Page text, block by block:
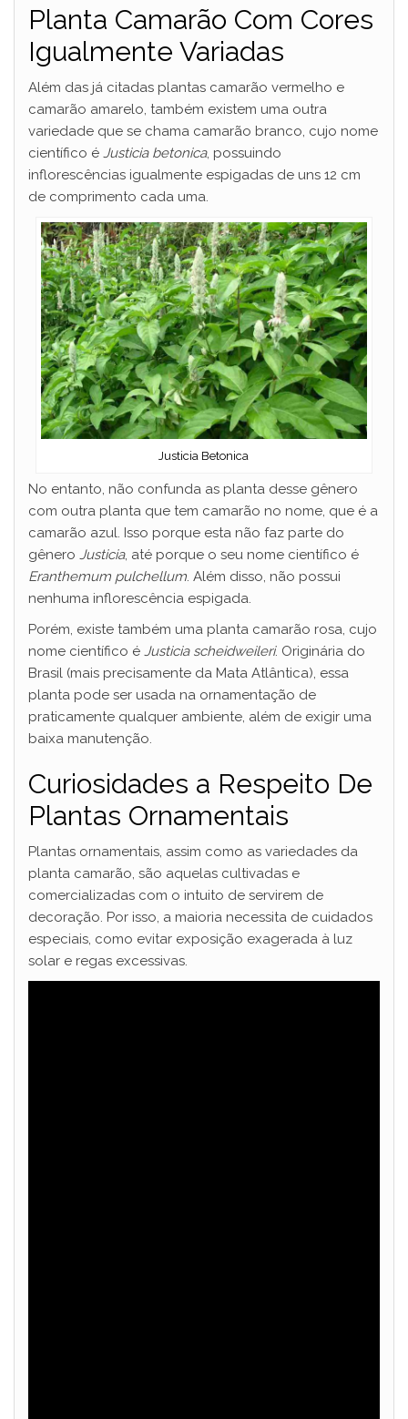
Planta Camarão Com Cores
Igualmente Variadas
Além das já citadas plantas camarão vermelho e
camarão amarelo, também existem uma outra
variedade que se chama camarão branco, cujo nome
científico é Justicia betonica, possuindo
inflorescências igualmente espigadas de uns 12 cm
de comprimento cada uma.
Justicia Betonica
No entanto, não confunda as planta desse gênero
com outra planta que tem camarão no nome, que é a
camarão azul. Isso porque esta não faz parte do
gênero Justicia, até porque o seu nome científico é
Eranthemum pulchellum. Além disso, não possui
nenhuma inflorescência espigada.
Porém, existe também uma planta camarão rosa, cujo
nome científico é Justicia scheidweileri. Originária do
Brasil (mais precisamente da Mata Atlântica), essa
planta pode ser usada na ornamentação de
praticamente qualquer ambiente, além de exigir uma
baixa manutenção.
Curiosidades a Respeito De
Plantas Ornamentais
Plantas ornamentais, assim como as variedades da
planta camarão, são aquelas cultivadas e
comercializadas com o intuito de servirem de
decoração. Por isso, a maioria necessita de cuidados
especiais, como evitar exposição exagerada à luz
solar e regas excessivas.